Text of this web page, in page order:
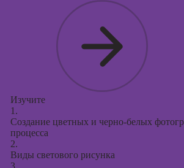
Изучите
1.
Создание цветных и черно-белых
процесса
2.
Виды светового рисунка
3.